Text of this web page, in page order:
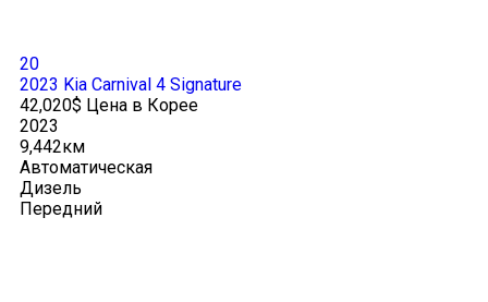
20
2023 Kia Carnival 4 Signature
42,020$ Цена в Корее
2023
9,442км
Автоматическая
Дизель
Передний